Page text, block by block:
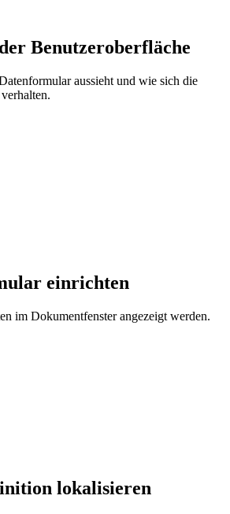
Benutzeroberfläche
aussieht und wie sich die
einrichten
im Dokumentfenster angezeigt werden.
lokalisieren